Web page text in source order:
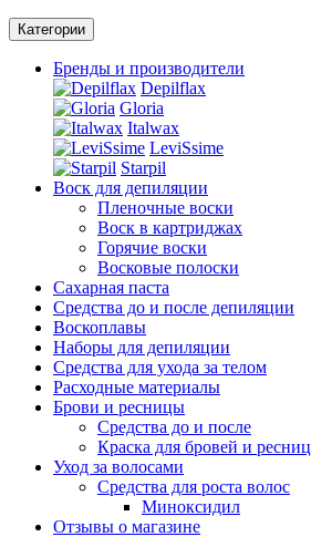
Категории
Бренды и производители
Depilflax
Gloria
Italwax
LeviSsime
Starpil
Воск для депиляции
Пленочные воски
Воск в картриджах
Горячие воски
Восковые полоски
Сахарная паста
Средства до и после депиляции
Воскоплавы
Наборы для депиляции
Средства для ухода за телом
Расходные материалы
Брови и ресницы
Средства до и после
Краска для бровей и ресниц
Уход за волосами
Средства для роста волос
Миноксидил
Отзывы о магазине